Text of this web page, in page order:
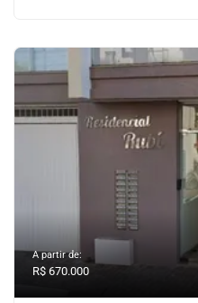
A partir de:
R$ 670.000